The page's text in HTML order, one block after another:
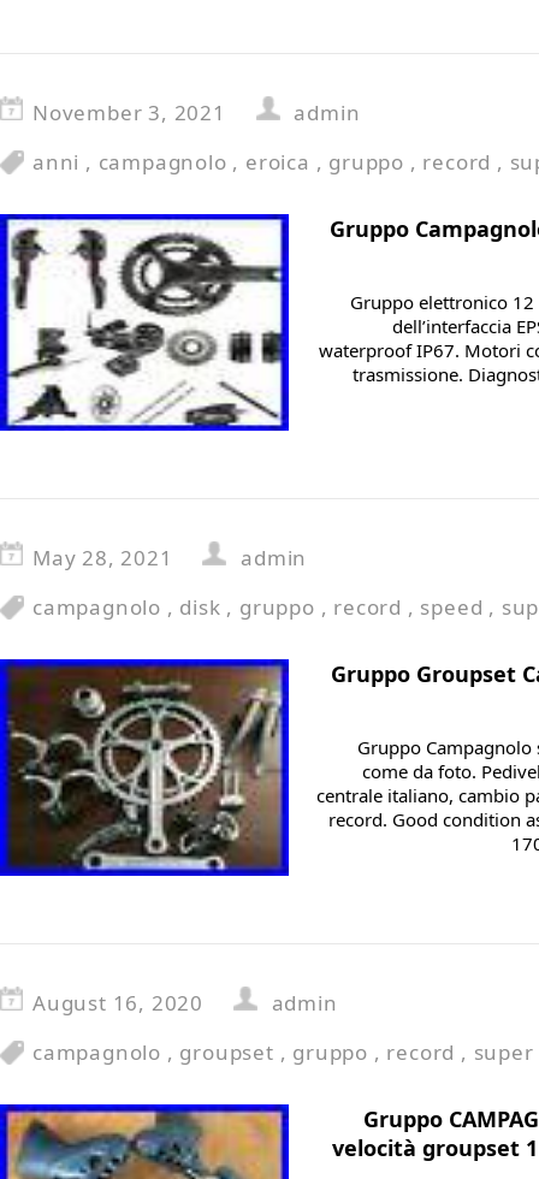
November 3, 2021
admin
anni , campagnolo , eroica , gruppo , record ,
Gruppo
Gruppo elettronico
dell’interfaccia
waterproof IP67. Motori
trasmissione.
May 28, 2021
admin
campagnolo , disk , gruppo , record , speed ,
Gruppo Groupset
Gruppo
come da foto.
centrale italiano, cambio
record. Good condition
August 16, 2020
admin
campagnolo , groupset , gruppo , record , super
Gruppo
velocità groupset